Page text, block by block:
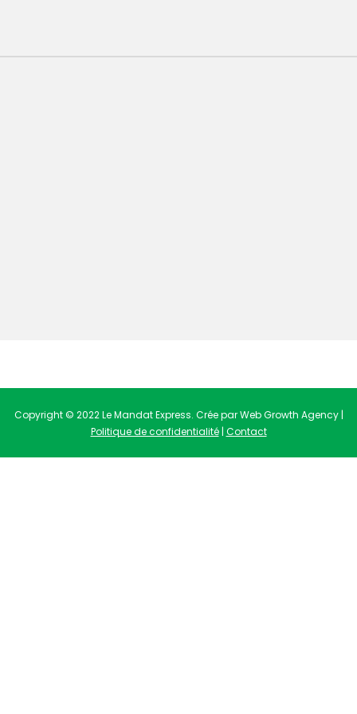
Copyright © 2022 Le Mandat Express. Crée par Web Growth Agency |
Politique de confidentialité| Contact